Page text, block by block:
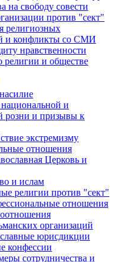
на свободу совести
против "сект"
религиозных
и конфликты со СМИ
нравственности
религии и обществе
и
розни и призывы к
экстремизму
отношения
Церковь и
и ислам
религии против "сект"
отношения
организаций
юрисдикции
конфессии
сотрудничества и